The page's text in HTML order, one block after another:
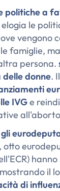
politiche a
elogia le
vengono
famiglie,
persona.
donne.
IVGe
otto
il
di